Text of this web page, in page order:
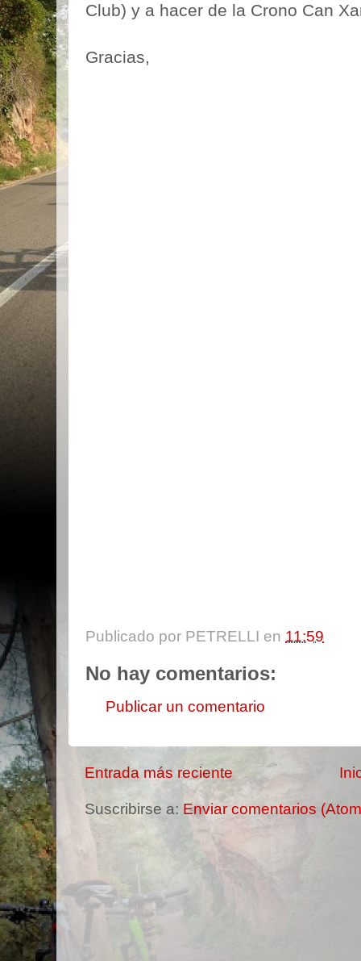
Club) y a hacer de la Crono Can
Gracias,
Publicado por PETRELLI en 11:59
No hay comentarios:
Publicar un comentario
Entrada más reciente
Suscribirse a: Enviar comentarios